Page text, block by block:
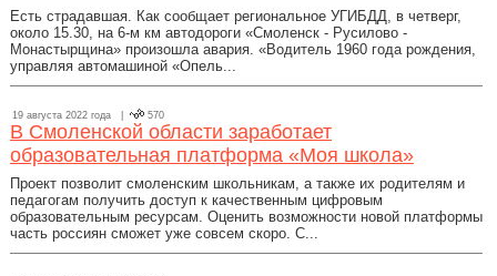
Есть страдавшая. Как сообщает региональное УГИБДД, в четверг,
около 15.30, на 6-м км автодороги «Смоленск - Русилово -
Монастырщина» произошла авария. «Водитель 1960 года рождения,
управляя автомашиной «Опель...
19 августа 2022 года | 570
В Смоленской области заработает
образовательная платформа «Моя школа»
Проект позволит смоленским школьникам, а также их родителям и
педагогам получить доступ к качественным цифровым
образовательным ресурсам. Оценить возможности новой платформы
часть россиян сможет уже совсем скоро. С...